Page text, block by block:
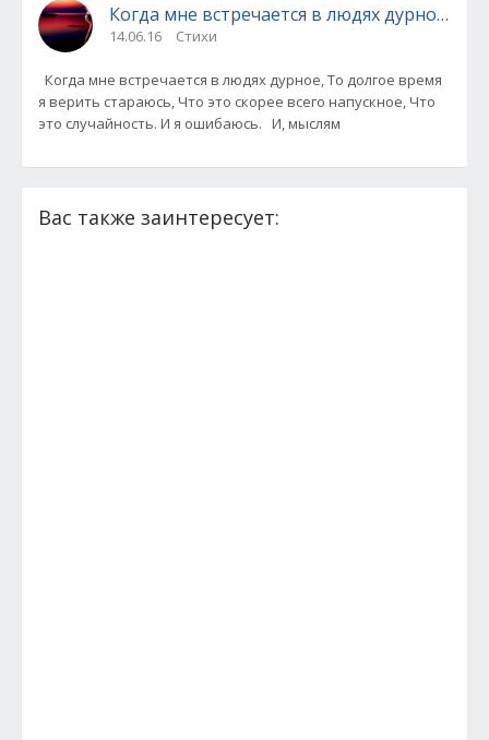
Когда мне встречается в людях дурное...
14.06.16 Стихи
Когда мне встречается в людях дурное, То долгое время
я верить стараюсь, Что это скорее всего напускное, Что
это случайность. И я ошибаюсь. И, мыслям
Вас также заинтересует: